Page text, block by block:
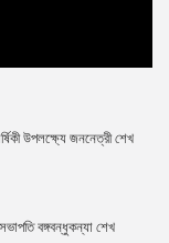
উপলক্ষ্যে জননেত্রী শেখ
সভাপতি বঙ্গবন্ধুকন্যা শেখ